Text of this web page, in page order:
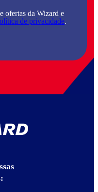
ofertas da Wizard e
de privacidade.